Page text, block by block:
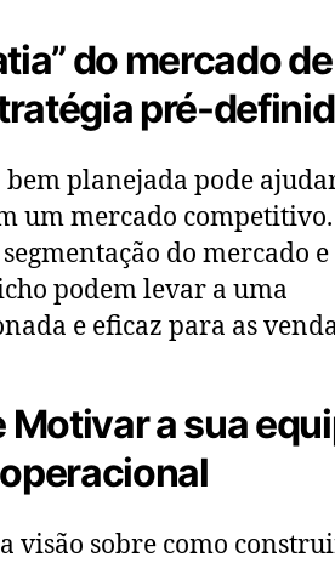
do mercado de
pré-
planejada pode
um mercado competitivo.
do mercado e
podem levar a uma
e eficaz para as
Motivar a sua
visão sobre como